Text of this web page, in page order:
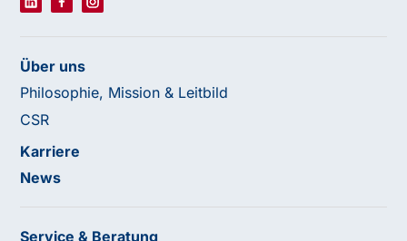
Über uns
Philosophie, Mission & Leitbild
CSR
Karriere
News
Service & Beratung